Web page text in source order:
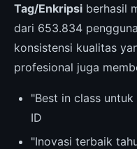
Tag/Enkripsi berhasil
dari 653.834
konsistensi kualitas
profesional juga
"Best in class
ID
"Inovasi terbaik